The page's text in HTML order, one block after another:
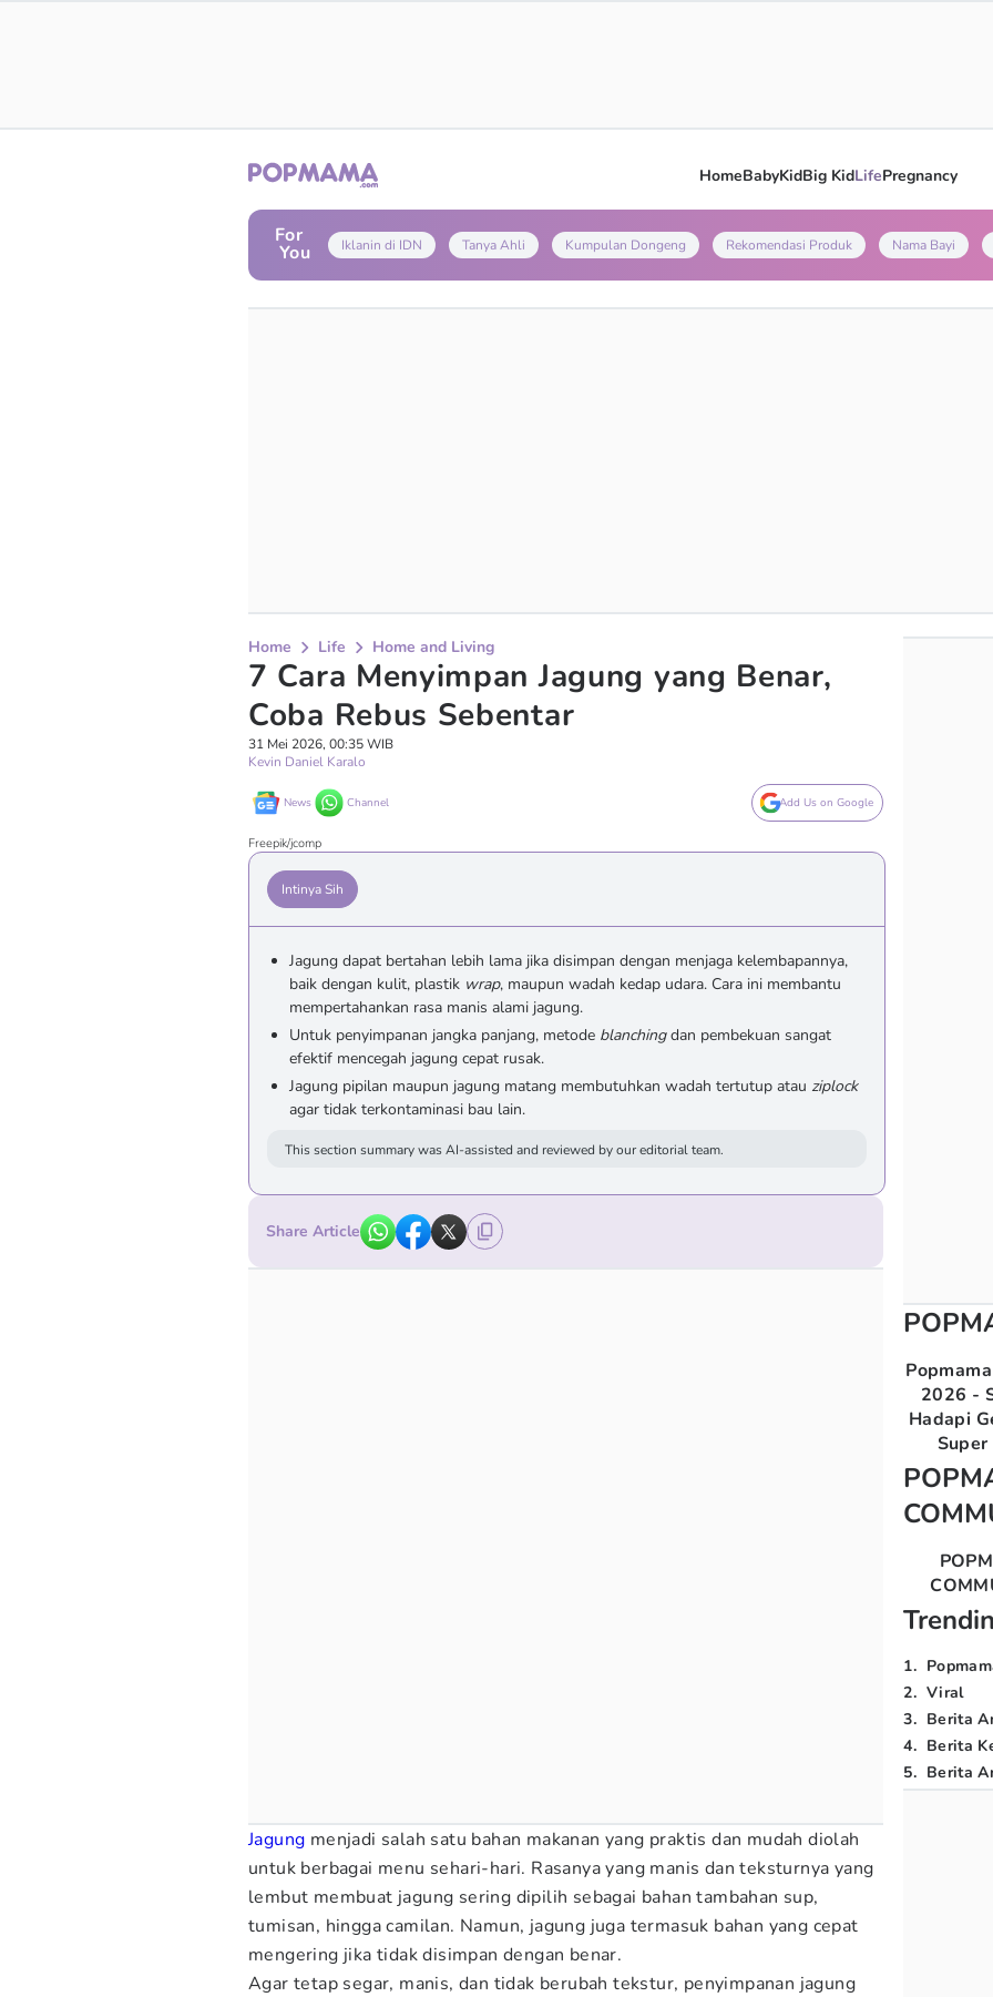
HomeBabyKidBig KidLifePregnancy
For
You Iklanin di IDN Tanya Ahli Kumpulan Dongeng Rekomendasi Produk Nama Bayi
Home Life Home and Living
7 Cara Menyimpan Jagung yang Benar,
Coba Rebus Sebentar
31 Mei 2026, 00:35 WIB
Kevin Daniel Karalo
News Channel Add Us on Google
Freepik/jcomp
Intinya Sih
Jagung dapat bertahan lebih lama jika disimpan dengan menjaga kelembapannya,
baik dengan kulit, plastik wrap, maupun wadah kedap udara. Cara ini membantu
mempertahankan rasa manis alami jagung.
Untuk penyimpanan jangka panjang, metode blanchingdan pembekuan sangat
efektif mencegah jagung cepat rusak.
Jagung pipilan maupun jagung matang membutuhkan wadah tertutup atau ziplock
agar tidak terkontaminasi bau lain.
This section summary was AI-assisted and reviewed by our editorial team.
Share Article
Jagung menjadi salah satu bahan makanan yang praktis dan mudah diolah
untuk berbagai menu sehari-hari. Rasanya yang manis dan teksturnya yang
lembut membuat jagung sering dipilih sebagai bahan tambahan sup,
tumisan, hingga camilan. Namun, jagung juga termasuk bahan yang cepat
mengering jika tidak disimpan dengan benar.
Agar tetap segar, manis, dan tidak berubah tekstur, penyimpanan jagung
2026 -
Hadapi
1.
2. Viral
3. Berita
4. Berita
5. Berita